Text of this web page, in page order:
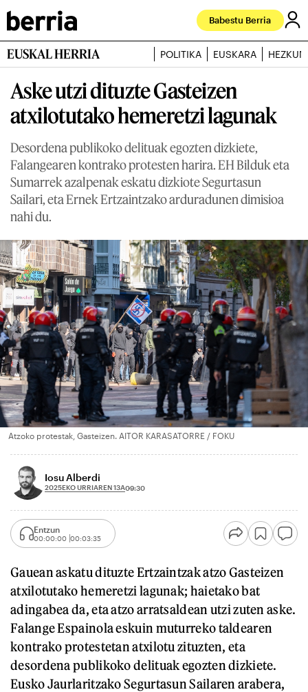
Babestu Berria
EUSKAL HERRIA POLITIKA EUSKARA
Aske utzi dituzte Gasteizen
atxilotutako hemeretzi lagunak
Desordena publikoko delituak egozten dizkiete,
Falangearen kontrako protesten harira. EH Bilduk eta
Sumarrek azalpenak eskatu dizkiote Segurtasun
Sailari, eta Ernek Ertzaintzako arduradunen dimisioa
nahi du.
Atzoko protestak, Gasteizen. AITOR KARASATORRE / FOKU
Iosu Alberdi
2025EKO URRIAREN 13A09:30
Entzun
00:00:00 00:03:35
Gauean askatu dituzte Ertzaintzak atzo Gasteizen
atxilotutako hemeretzi lagunak; haietako bat
adingabea da, eta atzo arratsaldean utzi zuten aske.
Falange Espainola eskuin muturreko taldearen
kontrako protestetan atxilotu zituzten, eta
desordena publikoko delituak egozten dizkiete.
Eusko Jaurlaritzako Segurtasun Sailaren arabera,